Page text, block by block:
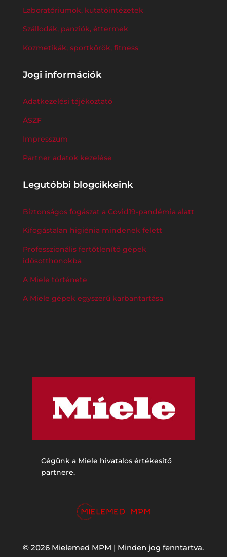
Laboratóriumok, kutatóintézetek
Szállodák, panziók, éttermek
Kozmetikák, sportkörök, fitness
Jogi információk
Adatkezelési tájékoztató
ÁSZF
Impresszum
Partner adatok kezelése
Legutóbbi blogcikkeink
Biztonságos fogászat a Covid19-pandémia alatt
Kifogástalan higiénia mindenek felett
Professzionális fertőtlenítő gépek
idősotthonokba
A Miele története
A Miele gépek egyszerű karbantartása
Cégünk a Miele hivatalos értékesítő
partnere.
© 2026 Mielemed MPM | Minden jog fenntartva.